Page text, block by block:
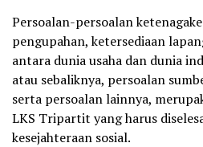
Persoalan-persoalan
pengupahan, ketersediaan
antara dunia usaha dan dunia
atau sebaliknya, persoalan
serta persoalan lainnya,
LKS Tripartit yang harus
kesejahteraan sosial.